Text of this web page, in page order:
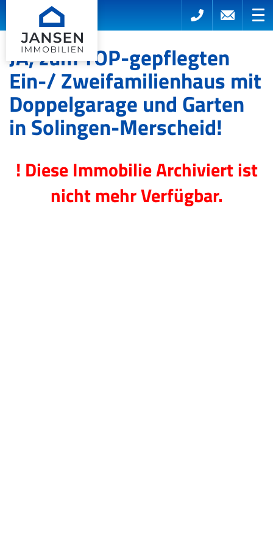
JA, zum TOP-gepflegten
Ein-/ Zweifamilienhaus mit
Doppelgarage und Garten
in Solingen-Merscheid!
! Diese Immobilie Archiviert ist
nicht mehr Verfügbar.